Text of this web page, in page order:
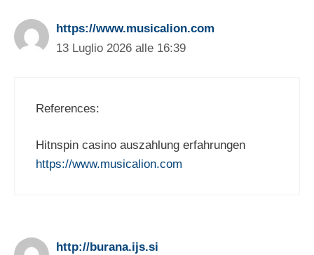
https://www.musicalion.com
13 Luglio 2026 alle 16:39
References:
Hitnspin casino auszahlung erfahrungen
https://www.musicalion.com
http://burana.ijs.si